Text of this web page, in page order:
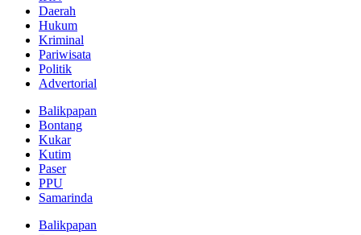
Daerah
Hukum
Kriminal
Pariwisata
Politik
Advertorial
Balikpapan
Bontang
Kukar
Kutim
Paser
PPU
Samarinda
Balikpapan